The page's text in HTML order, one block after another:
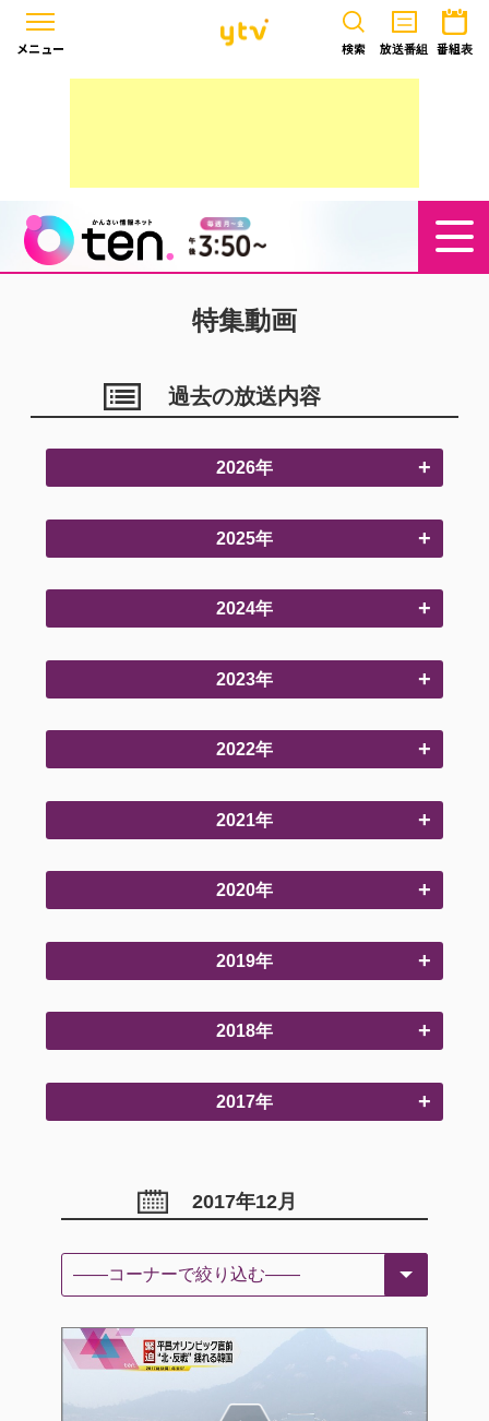
検索 放送番組 番組表
メニュー
特集動画
過去の放送内容
2026年
2025年
2024年
2023年
2022年
2021年
2020年
2019年
2018年
2017年
2017年12月